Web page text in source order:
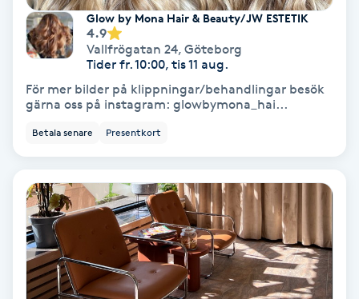
Extensions borttagning
Eyeliner-tatuering
Face framing
Faceliftmassage
Fet hårbotten
Fettreducering
Glow by Mona Hair & Beauty/ JW ESTETIK
4.9
Vallfrögatan 24, Göteborg
Tider fr. 10:00, tis 11 aug.
För mer bilder på klippningar/behandlingar besök
gärna oss på instagram: glowbymona_hai...
Betala senare Presentkort